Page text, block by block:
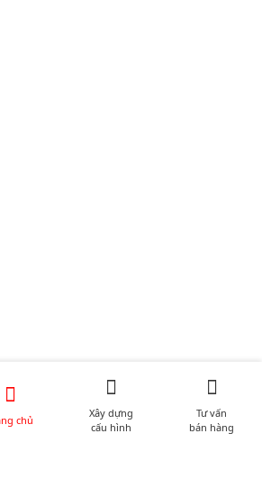
chủ
Xây dựng
cấu hình
Tư vấn
bán hàng